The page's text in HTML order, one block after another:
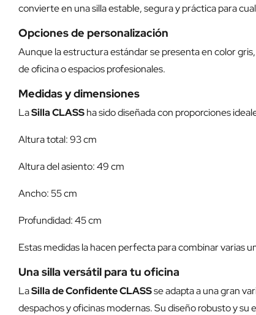
convierte en una silla estable, segura y práctica para
Opciones de personalización
Aunque la estructura estándar se presenta en color
de oficina o espacios profesionales.
Medidas y dimensiones
LaSilla CLASSha sido diseñada con proporciones
Altura total: 93 cm
Altura del asiento: 49 cm
Ancho: 55 cm
Profundidad: 45 cm
Estas medidas la hacen perfecta para combinar varias
Una silla versátil para tu oficina
LaSilla de Confidente CLASSse adapta a una gran
despachos y oficinas modernas. Su diseño robusto y